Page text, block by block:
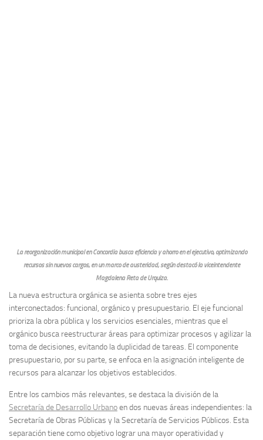
La reorganización municipal en Concordia busca eficiencia y ahorro en el ejecutivo, optimizando
recursos sin nuevos cargos, en un marco de austeridad, según destacó la viceintendente
Magdalena Reta de Urquiza.
La nueva estructura orgánica se asienta sobre tres ejes
interconectados: funcional, orgánico y presupuestario. El eje funcional
prioriza la obra pública y los servicios esenciales, mientras que el
orgánico busca reestructurar áreas para optimizar procesos y agilizar la
toma de decisiones, evitando la duplicidad de tareas. El componente
presupuestario, por su parte, se enfoca en la asignación inteligente de
recursos para alcanzar los objetivos establecidos.
Entre los cambios más relevantes, se destaca la división de la
Secretaría de Desarrollo Urbanoen dos nuevas áreas independientes: la
Secretaría de Obras Públicas y la Secretaría de Servicios Públicos. Esta
separación tiene como objetivo lograr una mayor operatividad y